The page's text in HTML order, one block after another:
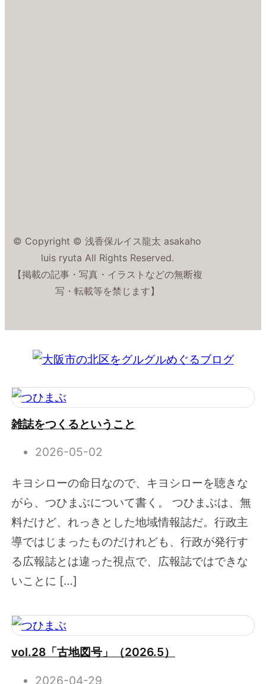
© Copyright © 浅香保ルイス龍太 asakaho
luis ryuta All Rights Reserved.
【掲載の記事・写真・イラストなどの無断複
写・転載等を禁じます】
雑誌をつくるということ
2026-05-02
キヨシローの命日なので、キヨシローを聴きな
がら、つひまぶについて書く。 つひまぶは、無
料だけど、れっきとした地域情報誌だ。行政主
導ではじまったものだけれども、行政が発行す
る広報誌とは違った視点で、広報誌ではできな
いことに […]
vol.28「古地図号」（2026.5）
2026-04-29